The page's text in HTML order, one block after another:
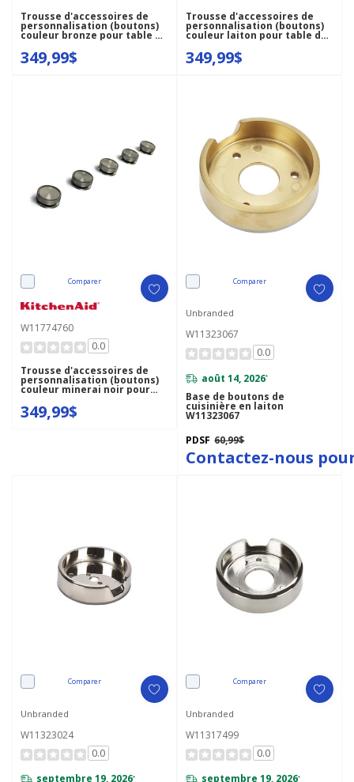
Trousse d'accessoires de
personnalisation (boutons)
couleur bronze pour table de
cuisson au gaz KitchenAid®
W11774762
349,99$
Trousse d'accessoires de
personnalisation (boutons)
couleur laiton pour table de
cuisson au gaz KitchenAid®
W11774763
349,99$
Comparer
W11774760
0.0
Trousse d'accessoires de
personnalisation (boutons)
couleur minerai noir pour
table de cuisson au gaz
KitchenAid® W11774760
349,99$
Comparer
Unbranded
W11323067
0.0
août 14, 2026*
Base de boutons de
cuisinière en laiton
W11323067
PDSF 60,99$
Contactez-nous
Comparer
Unbranded
W11323024
0.0
septembre 19, 2026*
Comparer
Unbranded
W11317499
0.0
septembre 19, 2026*